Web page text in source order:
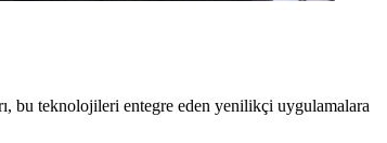
bu teknolojileri entegre eden yenilikçi uygulamalara